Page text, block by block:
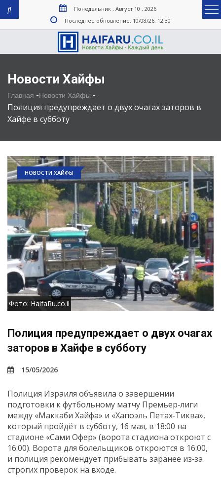
Понедельник , Август 10 , 2026
Последнее обновление: 10/08/26, 12:30
Новости Хайфы
Главная -Новости Хайфы -
Полиция предупреждает о двух очагах заторов в
Хайфе в субботу
НОВОСТИ ХАЙФЫ
Фото: HaifaRu.co.il
Полиция предупреждает о двух очагах
заторов в Хайфе в субботу
15/05/2026
Полиция Израиля объявила о завершении
подготовки к футбольному матчу Премьер‑лиги
между «Маккаби Хайфа» и «Хапоэль Петах‑Тиква»,
который пройдёт в субботу, 16 мая, в 18:00 на
стадионе «Сами Офер» (ворота стадиона откроют с
16:00). Ворота для болельщиков откроются в 16:00,
и полиция рекомендует прибывать заранее из‑за
строгих проверок на входе.